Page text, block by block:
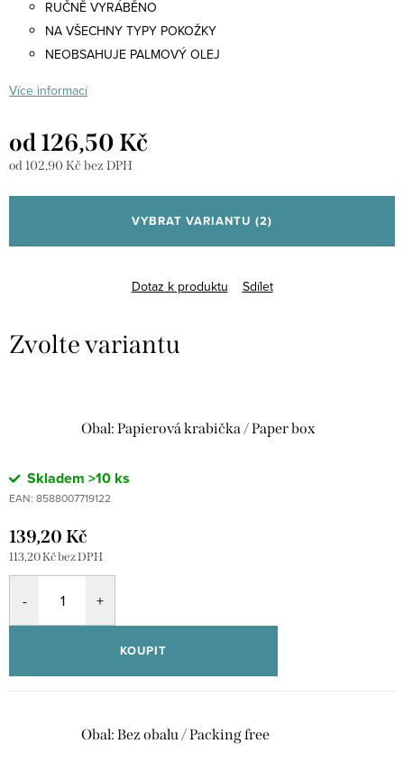
RUČNĚ VYRÁBĚNO
NA VŠECHNY TYPY POKOŽKY
NEOBSAHUJE PALMOVÝ OLEJ
Více informací
od126,50 Kč
od102,90 Kč bez DPH
cena:
VYBRAT VARIANTU (2)
Dotaz k produktu Sdílet
Obal: Papierová krabička / Paper box
Skladem >10 ks
EAN: 8588007719122
139,20 Kč
113,20 Kč bez DPH
KOUPIT
Obal: Bez obalu / Packing free